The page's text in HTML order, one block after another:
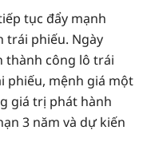
tục đẩy mạnh
trái phiếu. Ngày
thành công lô trái
phiếu, mệnh giá một
giá trị phát hành
3 năm và dự kiến